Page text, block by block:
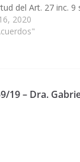
del Art. 27 inc.
Acuerdos y
2020.
2020
19 – Dra.